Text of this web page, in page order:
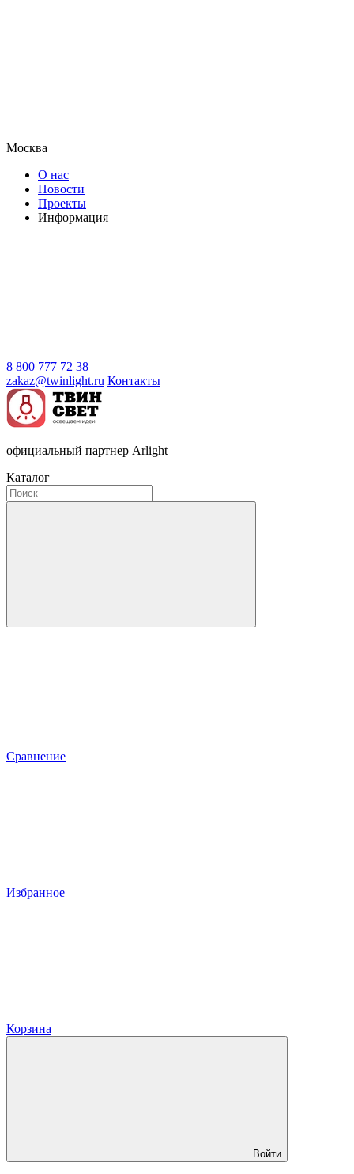
Москва
О нас
Новости
Проекты
Информация
8 800 777 72 38
zakaz@twinlight.ru Контакты
официальный партнер Arlight
Каталог
Сравнение
Избранное
Корзина
Войти